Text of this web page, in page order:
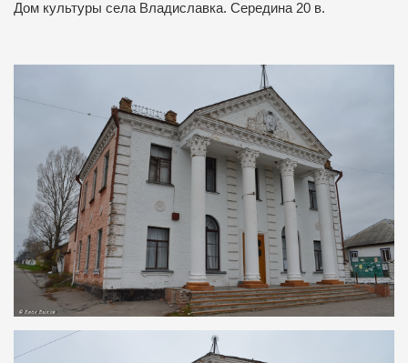
Дом культуры села Владиславка. Середина 20 в.